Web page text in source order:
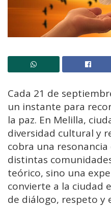
Cada 21 de
un instante para
la paz. En Melilla,
diversidad cultural y
cobra una
distintas
teórico, sino una
convierte a la ciudad
de diálogo, respeto